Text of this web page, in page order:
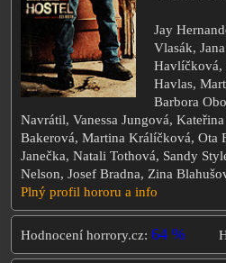
Jay
Vlasák,
Havlíčková,
Havlas,
Barbora
Navrátil, Vanessa Jungová,
Bakerová, Martina Králíčková, Ota
Janečka, Natali Tothová, Sandy
Nelson, Josef Bradna, Zina
Plný profil hororu a info
Hodnocení horrory.cz: 64 %